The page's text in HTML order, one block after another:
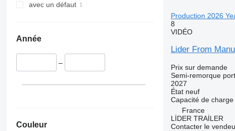
avec un défaut
Année
–
Couleur
Production 2026
8
VIDÉO
Lider From
Prix sur demande
Semi-remorque
2027
Étatneuf
Capacité de charge
France
LİDER TRAİLER
Contacter le